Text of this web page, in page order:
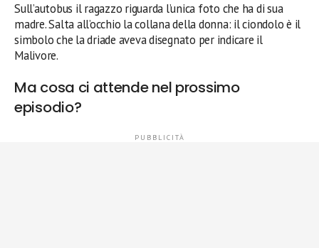
Sull’autobus il ragazzo riguarda l’unica foto che ha di sua
madre. Salta all’occhio la collana della donna: il ciondolo è il
simbolo che la driade aveva disegnato per indicare il
Malivore.
Ma cosa ci attende nel prossimo
episodio?